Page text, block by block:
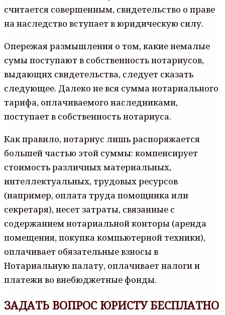
считается совершенным, свидетельство о праве
на наследство вступает в юридическую силу.
Опережая размышления о том, какие немалые
сумы поступают в собственность нотариусов,
выдающих свидетельства, следует сказать
следующее. Далеко не вся сумма нотариального
тарифа, оплачиваемого наследниками,
поступает в собственность нотариуса.
Как правило, нотариус лишь распоряжается
большей частью этой суммы: компенсирует
стоимость различных материальных,
интеллектуальных, трудовых ресурсов
(например, оплата труда помощника или
секретаря), несет затраты, связанные с
содержанием нотариальной конторы (аренда
помещения, покупка компьютерной техники),
оплачивает обязательные взносы в
Нотариальную палату, оплачивает налоги и
платежи во внебюджетные фонды.
ЗАДАТЬ ВОПРОС ЮРИСТУ БЕСПЛАТНО